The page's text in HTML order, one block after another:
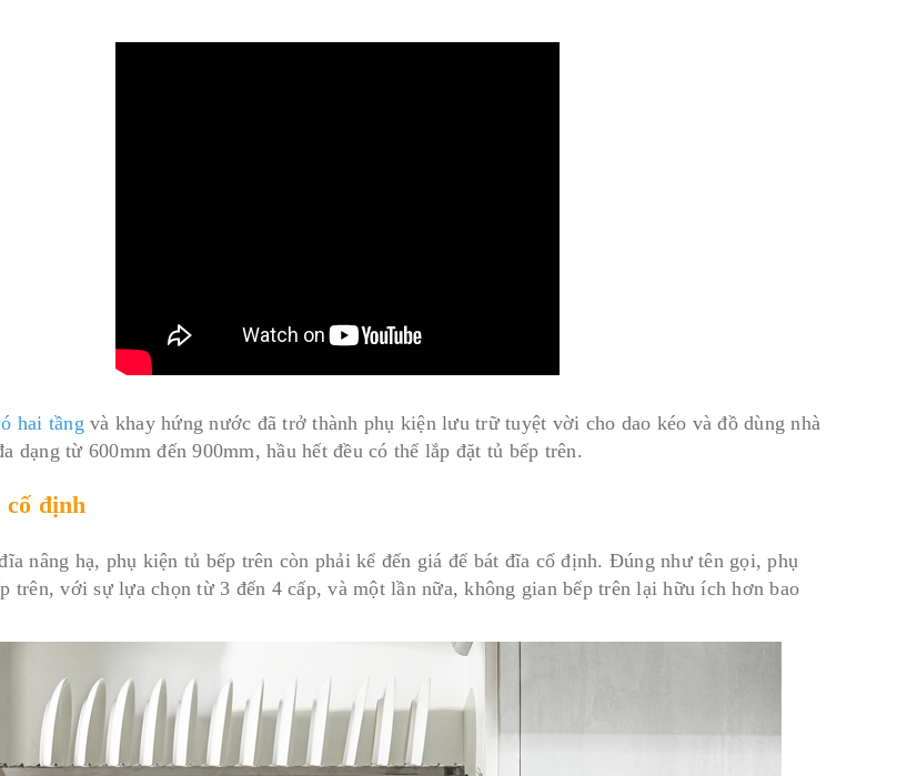
hai tầng và khay hứng nước đã trở thành phụ kiện lưu trữ tuyệt vời cho dao kéo và đồ dùng nhà
dạng từ 600mm đến 900mm, hầu hết đều có thể lắp đặt tủ bếp trên.
cố định
nâng hạ, phụ kiện tủ bếp trên còn phải kể đến giá để bát đĩa cố định. Đúng như tên gọi, phụ
trên, với sự lựa chọn từ 3 đến 4 cấp, và một lần nữa, không gian bếp trên lại hữu ích hơn bao